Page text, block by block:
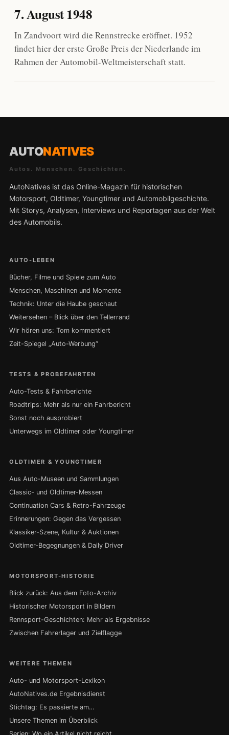
7. August 1948
In Zandvoort wird die Rennstrecke eröffnet. 1952
findet hier der erste Große Preis der Niederlande im
Rahmen der Automobil-Weltmeisterschaft statt.
AUTONATIVES
Autos. Menschen. Geschichten.
AutoNatives ist das Online-Magazin für historischen
Motorsport, Oldtimer, Youngtimer und Automobilgeschichte.
Mit Storys, Analysen, Interviews und Reportagen aus der Welt
des Automobils.
AUTO-LEBEN
Bücher, Filme und Spiele zum Auto
Menschen, Maschinen und Momente
Technik: Unter die Haube geschaut
Weitersehen – Blick über den Tellerrand
Wir hören uns: Tom kommentiert
Zeit-Spiegel „Auto-Werbung“
TESTS & PROBEFAHRTEN
Auto-Tests & Fahrberichte
Roadtrips: Mehr als nur ein Fahrbericht
Sonst noch ausprobiert
Unterwegs im Oldtimer oder Youngtimer
OLDTIMER & YOUNGTIMER
Aus Auto-Museen und Sammlungen
Classic- und Oldtimer-Messen
Continuation Cars & Retro-Fahrzeuge
Erinnerungen: Gegen das Vergessen
Klassiker-Szene, Kultur & Auktionen
Oldtimer-Begegnungen & Daily Driver
MOTORSPORT-HISTORIE
Blick zurück: Aus dem Foto-Archiv
Historischer Motorsport in Bildern
Rennsport-Geschichten: Mehr als Ergebnisse
Zwischen Fahrerlager und Zielflagge
WEITERE THEMEN
Auto- und Motorsport-Lexikon
AutoNatives.de Ergebnisdienst
Stichtag: Es passierte am…
Unsere Themen im Überblick